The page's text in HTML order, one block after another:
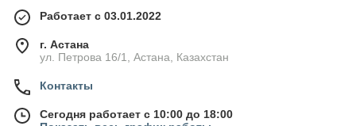
Работает с 03.01.2022
г. Астана
ул. Петрова 16/1, Астана, Казахстан
Контакты
Сегодня работает с 10:00 до 18:00